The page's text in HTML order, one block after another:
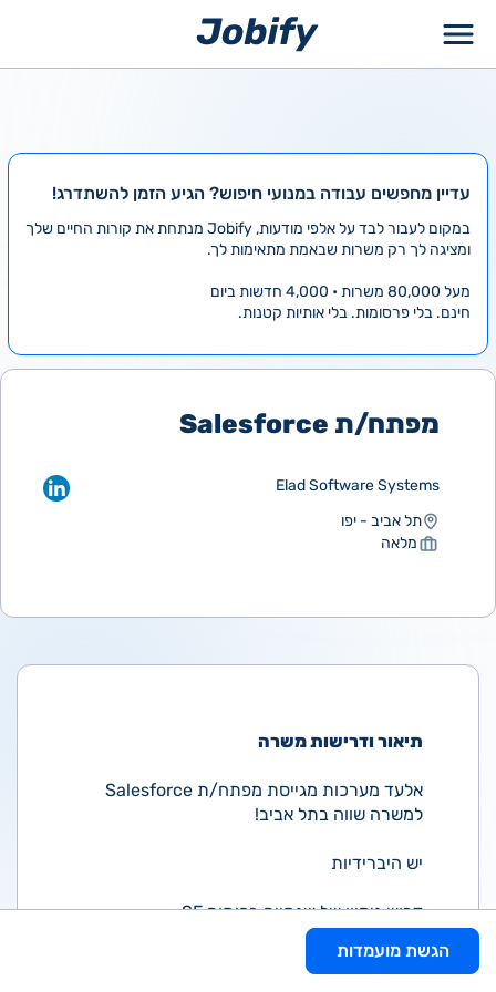
עדיין מחפשים עבודה במנועי חיפוש? הגיע הזמן להשתדרג!
במקום לעבור לבד על אלפי מודעות, Jobify מנתחת את קורות החיים שלך
ומציגה לך רק משרות שבאמת מתאימות לך.
מעל 80,000 משרות • 4,000 חדשות ביום
חינם. בלי פרסומות. בלי אותיות קטנות.
מפתח/ת Salesforce
Elad Software Systems
תל אביב - יפו
מלאה
תיאור ודרישות משרה
אלעד מערכות מגייסת מפתח/ת Salesforce
למשרה שווה בתל אביב!
יש היברידיות
דרוש ניסיון של שנתיים בפיתוח SF
הפניה מיועדת לנשים וגברים כאחד
הגשת מועמדות